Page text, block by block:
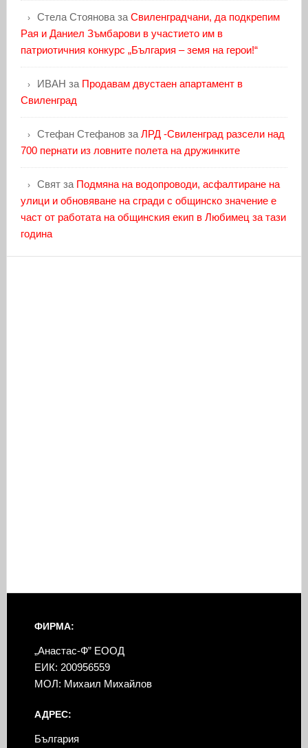
Стела Стояноваза Свиленградчани, да подкрепим
Рая и Даниел Зъмбарови в участието им в
патриотичния конкурс „България – земя на герои!“
ИВАН за Продавам двустаен апартамент в
Свиленград
Стефан Стефановза ЛРД -Свиленград разсели над
700 пернати из ловните полета на дружинките
Святза Подмяна на водопроводи, асфалтиране на
улици и обновяване на сгради с общинско значение е
част от работата на общинския екип в Любимец за тази
година
ФИРМА:
„Анастас-Ф” ЕООД
ЕИК: 200956559
МОЛ: Михаил Михайлов
АДРЕС:
България